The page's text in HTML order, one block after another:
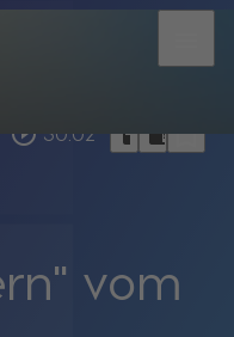
play_circle_outline 30:02 headphoneschrome_reader_modebookmark_border
vom